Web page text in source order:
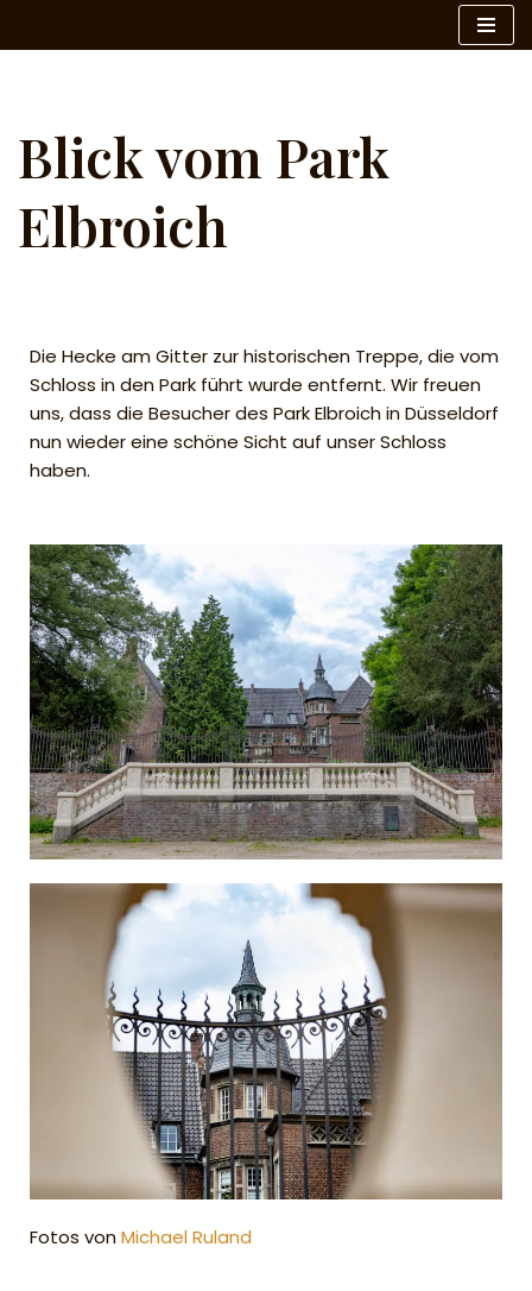
Blick vom Park
Elbroich
Die Hecke am Gitter zur historischen Treppe, die vom
Schloss in den Park führt wurde entfernt. Wir freuen
uns, dass die Besucher des Park Elbroich in Düsseldorf
nun wieder eine schöne Sicht auf unser Schloss
haben.
Fotos vonMichael Ruland